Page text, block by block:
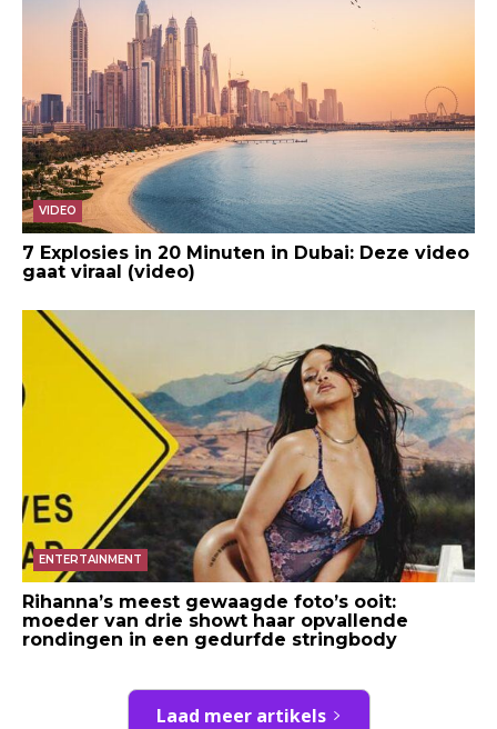
VIDEO
7 Explosies in 20 Minuten in Dubai: Deze video
gaat viraal (video)
ENTERTAINMENT
Rihanna’s meest gewaagde foto’s ooit:
moeder van drie showt haar opvallende
rondingen in een gedurfde stringbody
Laad meer artikels